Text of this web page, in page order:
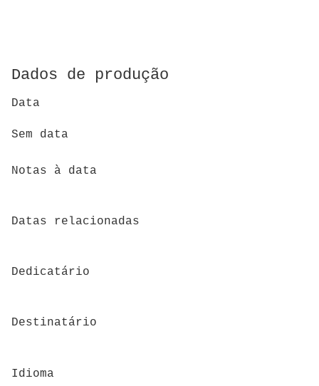
Dados de produção
Data
Sem data
Notas à data
Datas relacionadas
Dedicatário
Destinatário
Idioma